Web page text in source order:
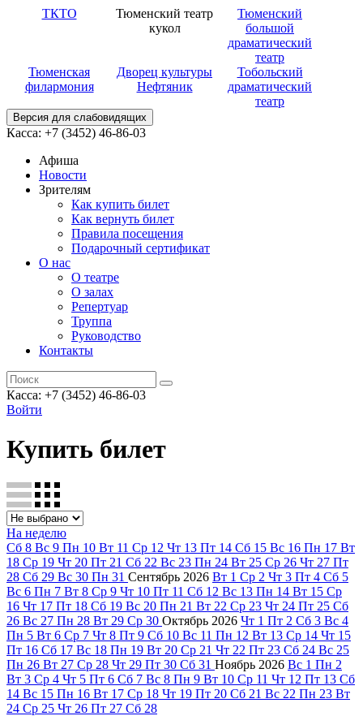
ТКТО
Тюменский театр
кукол
Тюменский
большой
драматический
театр
Тюменская
филармония
Дворец культуры
Нефтяник
Тобольский
драматический
театр
Версия для слабовидящих
Касса: +7 (3452) 46-86-03
Афиша
Новости
Зрителям
Как купить билет
Как вернуть билет
Правила посещения
Подарочный сертификат
О нас
О театре
О залах
Репертуар
Труппа
Руководство
Контакты
Касса: +7 (3452) 46-86-03
Войти
Купить билет
На неделю
Сб 8 Вс 9 Пн 10 Вт 11 Ср 12 Чт 13 Пт 14 Сб 15 Вс 16 Пн 17 Вт
18 Ср 19 Чт 20 Пт 21 Сб 22 Вс 23 Пн 24 Вт 25 Ср 26 Чт 27 Пт
28 Сб 29 Вс 30 Пн 31 Сентябрь 2026 Вт 1 Ср 2 Чт 3 Пт 4 Сб 5
Вс 6 Пн 7 Вт 8 Ср 9 Чт 10 Пт 11 Сб 12 Вс 13 Пн 14 Вт 15 Ср
16 Чт 17 Пт 18 Сб 19 Вс 20 Пн 21 Вт 22 Ср 23 Чт 24 Пт 25 Сб
26 Вс 27 Пн 28 Вт 29 Ср 30 Октябрь 2026 Чт 1 Пт 2 Сб 3 Вс 4
Пн 5 Вт 6 Ср 7 Чт 8 Пт 9 Сб 10 Вс 11 Пн 12 Вт 13 Ср 14 Чт 15
Пт 16 Сб 17 Вс 18 Пн 19 Вт 20 Ср 21 Чт 22 Пт 23 Сб 24 Вс 25
Пн 26 Вт 27 Ср 28 Чт 29 Пт 30 Сб 31 Ноябрь 2026 Вс 1 Пн 2
Вт 3 Ср 4 Чт 5 Пт 6 Сб 7 Вс 8 Пн 9 Вт 10 Ср 11 Чт 12 Пт 13 Сб
14 Вс 15 Пн 16 Вт 17 Ср 18 Чт 19 Пт 20 Сб 21 Вс 22 Пн 23 Вт
24 Ср 25 Чт 26 Пт 27 Сб 28